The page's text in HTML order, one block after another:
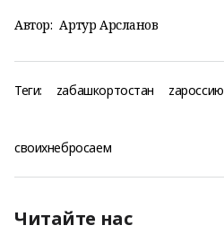
Автор: Артур Арсланов
Теги: zабашкортостан zароссию
своихнебросаем
Читайте нас